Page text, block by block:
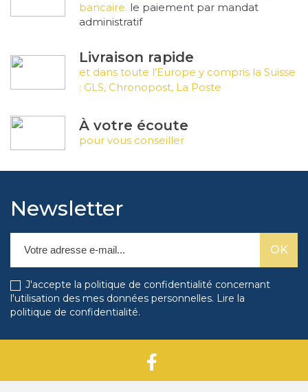
bancaire. le paiement par mandat
administratif
Livraison rapide
et dans toute l’Europe y compris la Suisse
: GLS, Chronopost, La Poste
À votre écoute
pour vous conseiller
Newsletter
J'accepte la politique de confidentialité concernant
l'utilisation des mes données personnelles. Lire la
politique de confidentialité.